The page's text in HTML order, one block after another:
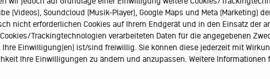
Gutscheine
Callback-Service
Ticketservice
040 - 413 22 60
(Videos), Soundcloud (Musik-Player), Google Maps und Meta (Marketing)
nicht erforderlichen Cookies auf Ihrem Endgerät und in den Einsatz der
Trackingtechnologien verarbeiteten Daten für die angegebenen
Ihre Einwilligung(en) ist/sind freiwillig. Sie können diese jederzeit mit
Ihre Einwilligungen zu ändern und anzupassen. Weitere